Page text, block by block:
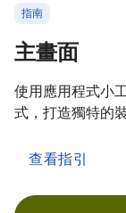
指南
主畫面
使用應用程式小
式，打造獨特的
查看指引